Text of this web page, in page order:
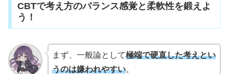
CBTで考え方のバランス感覚と柔軟性を鍛えよ
う！
まず、一般論として極端で硬直した考えとい
うのは嫌われやすい。